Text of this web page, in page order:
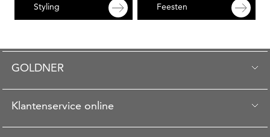
Styling Feesten
GOLDNER
Klantenservice online